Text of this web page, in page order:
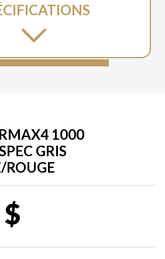
1000
GRIS
ROUGE